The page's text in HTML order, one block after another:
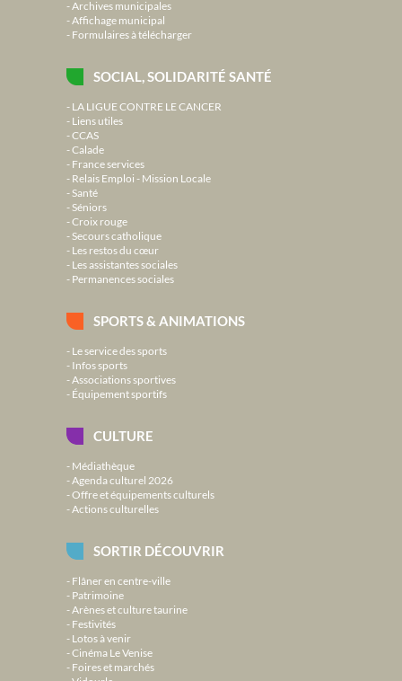
Archives municipales
Affichage municipal
Formulaires à télécharger
SOCIAL, SOLIDARITÉ SANTÉ
LA LIGUE CONTRE LE CANCER
Liens utiles
CCAS
Calade
France services
Relais Emploi - Mission Locale
Santé
Séniors
Croix rouge
Secours catholique
Les restos du cœur
Les assistantes sociales
Permanences sociales
SPORTS & ANIMATIONS
Le service des sports
Infos sports
Associations sportives
Équipement sportifs
CULTURE
Médiathèque
Agenda culturel 2026
Offre et équipements culturels
Actions culturelles
SORTIR DÉCOUVRIR
Flâner en centre-ville
Patrimoine
Arènes et culture taurine
Festivités
Lotos à venir
Cinéma Le Venise
Foires et marchés